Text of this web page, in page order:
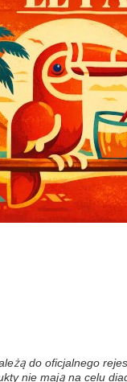
do oficjalnego
nie mają na celu